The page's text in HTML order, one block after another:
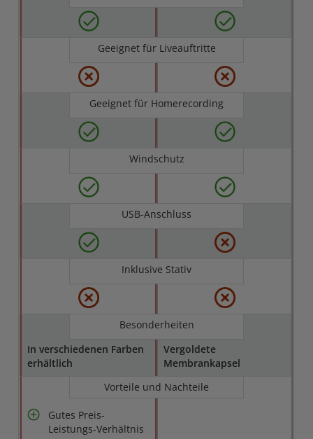
Geeignet für Liveauftritte
Geeignet für Homerecording
Windschutz
USB-Anschluss
Inklusive Stativ
Besonderheiten
In verschiedenen Farben
erhältlich
Vergoldete
Membrankapsel
Vorteile und Nachteile
Gutes Preis-
Leistungs-Verhältnis